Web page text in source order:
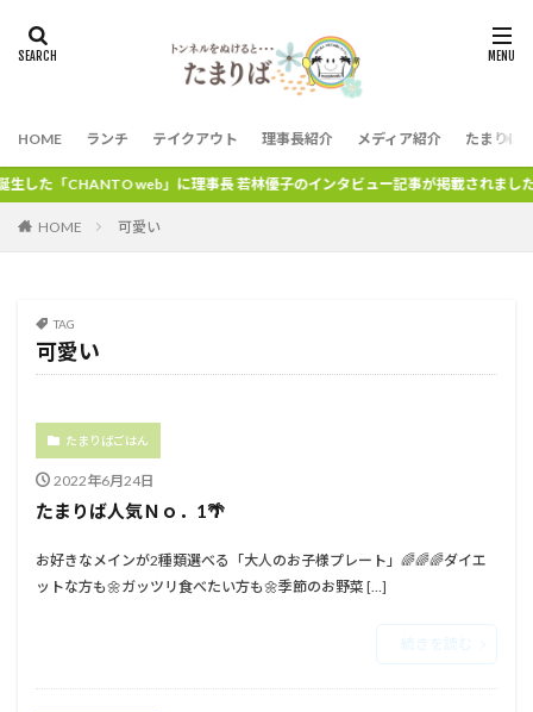
HOME ランチ テイクアウト 理事長紹介 メディア紹介 たまりば
「CHANTO web」に理事長 若林優子のインタビュー記事が掲載されました。
HOME 可愛い
TAG
可愛い
たまりばごはん
2022年6月24日
たまりば人気Ｎｏ．1🌴⁡
お好きなメインが2種類選べる⁡「大人のお子様プレート」🌈🌈🌈⁡⁡⁡⁡ダイエ
ットな方も🌼ガッツリ食べたい方も🌼季節のお野菜 […]